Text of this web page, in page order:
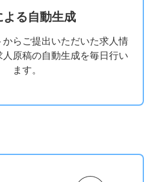
る自動生成
からご提出いただいた求人情
原稿の自動生成を毎日行い
ます。